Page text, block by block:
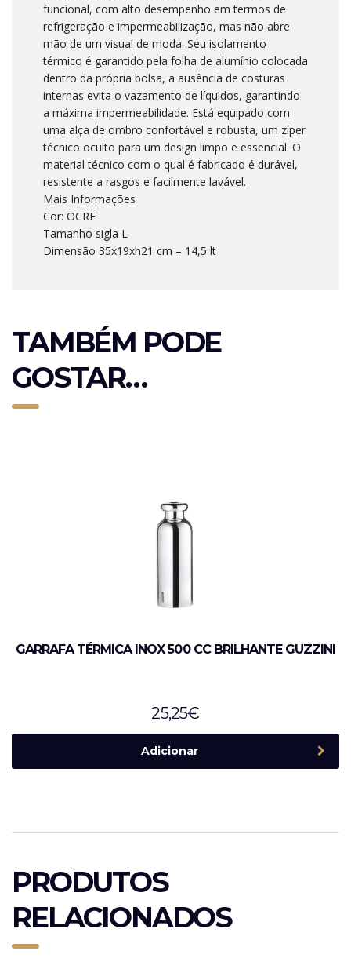
funcional, com alto desempenho em termos de
refrigeração e impermeabilização, mas não abre
mão de um visual de moda. Seu isolamento
térmico é garantido pela folha de alumínio colocada
dentro da própria bolsa, a ausência de costuras
internas evita o vazamento de líquidos, garantindo
a máxima impermeabilidade. Está equipado com
uma alça de ombro confortável e robusta, um zíper
técnico oculto para um design limpo e essencial. O
material técnico com o qual é fabricado é durável,
resistente a rasgos e facilmente lavável.
Mais Informações
Cor: OCRE
Tamanho sigla L
Dimensão 35x19xh21 cm – 14,5 lt
TAMBÉM PODE
GOSTAR…
GARRAFA TÉRMICA INOX 500 CC BRILHANTE GUZZINI
25,25€
Adicionar
PRODUTOS
RELACIONADOS